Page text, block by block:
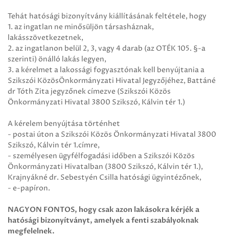
Tehát hatósági bizonyítvány kiállításának feltétele, hogy
1. az ingatlan ne minősüljön társasháznak,
lakásszövetkezetnek,
2. az ingatlanon belül 2, 3, vagy 4 darab (az OTÉK 105. §-a
szerinti) önálló lakás legyen,
3. a kérelmet a lakossági fogyasztónak kell benyújtania a
Szikszói KözösÖnkormányzati Hivatal Jegyzőjéhez, Battáné
dr Tóth Zita jegyzőnek címezve (Szikszói Közös
Önkormányzati Hivatal 3800 Szikszó, Kálvin tér 1.)
A kérelem benyújtása történhet
- postai úton a Szikszói Közös Önkormányzati Hivatal 3800
Szikszó, Kálvin tér 1.címre,
- személyesen ügyfélfogadási időben a Szikszói Közös
Önkormányzati Hivatalban (3800 Szikszó, Kálvin tér 1.),
Krajnyákné dr. Sebestyén Csilla hatósági ügyintézőnek,
- e-papíron.
NAGYON FONTOS, hogy csak azon lakásokra kérjék a
hatósági bizonyítványt, amelyek a fenti szabályoknak
megfelelnek.